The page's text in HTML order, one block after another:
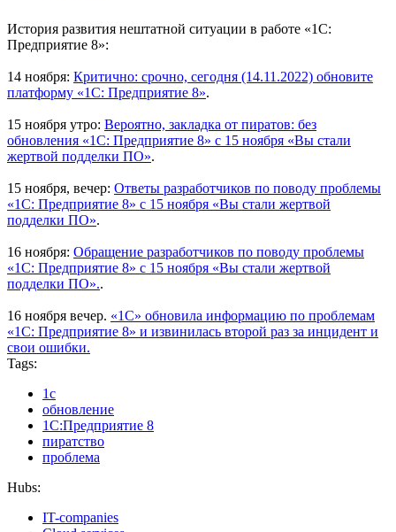
История развития нештатной ситуации в работе «1С:
Предприятие 8»:
14 ноября: Критично: срочно, сегодня (14.11.2022) обновите
платформу «1С: Предприятие 8».
15 ноября утро: Вероятно, закладка от пиратов: без
обновления «1С: Предприятие 8» с 15 ноября «Вы стали
жертвой подделки ПО».
15 ноября, вечер: Ответы разработчиков по поводу проблемы
«1С: Предприятие 8» с 15 ноября «Вы стали жертвой
подделки ПО».
16 ноября: Обращение разработчиков по поводу проблемы
«1С: Предприятие 8» с 15 ноября «Вы стали жертвой
подделки ПО»..
16 ноября вечер. «1С» обновила информацию по проблемам
«1С: Предприятие 8» и извинилась второй раз за инцидент и
свои ошибки.
Tags:
1с
обновление
1С:Предприятие 8
пиратство
проблема
Hubs:
IT-companies